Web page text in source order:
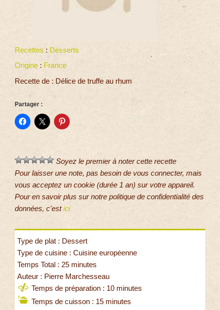
Recettes : Desserts
Origine : France
Recette de : Délice de truffe au rhum
Partager :
Soyez le premier à noter cette recette
Pour laisser une note, pas besoin de vous connecter, mais
vous acceptez un cookie (durée 1 an) sur votre appareil.
Pour en savoir plus sur notre politique de confidentialité des
données, c'estici
Type de plat : Dessert
Type de cuisine : Cuisine européenne
Temps Total : 25 minutes
Auteur : Pierre Marchesseau
Temps de préparation : 10 minutes
Temps de cuisson : 15 minutes